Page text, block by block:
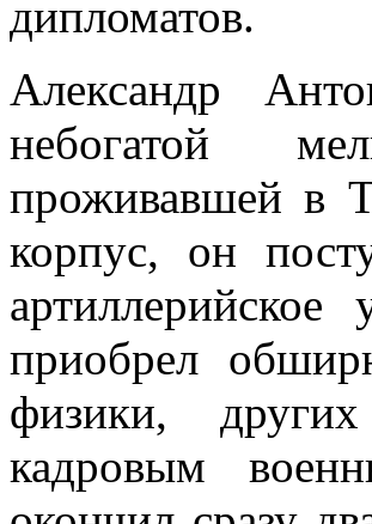
дипломатов.
Александр
небогатой
проживавшей в
корпус, он
приобрел
физики,
кадровым